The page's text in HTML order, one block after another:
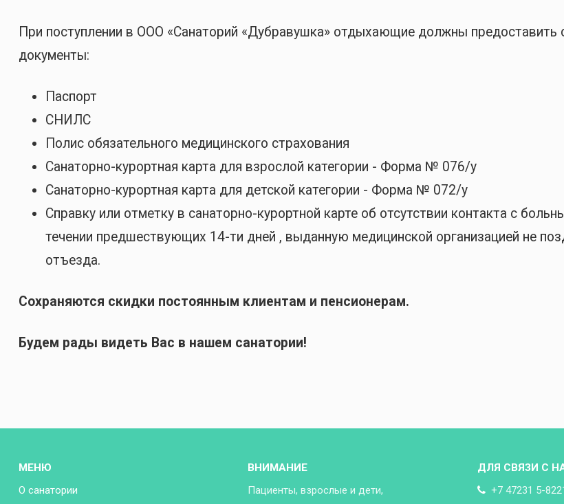
При поступлении в ООО «Санаторий «Дубравушка» отдыхающие должны
документы:
Паспорт
СНИЛС
Полис обязательного медицинского страхования
Санаторно-курортная карта для взрослой категории - Форма № 076/у
Санаторно-курортная карта для детской категории - Форма № 072/у
Справку или отметку в санаторно-курортной карте об отсутствии контакта с
течении предшествующих 14-ти дней , выданную медицинской организацией не
отъезда.
Сохраняются скидки постоянным клиентам и пенсионерам.
Будем рады видеть Вас в нашем санатории!
МЕНЮ
О санатории
ВНИМАНИЕ
Пациенты, взрослые и дети,
ДЛЯ СВЯЗИ С
+7 47231 5-